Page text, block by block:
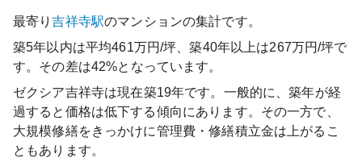
最寄り吉祥寺駅のマンションの集計です。
築5年以内は平均461万円/坪、築40年以上は267万円/坪で
す。その差は42%となっています。
ゼクシア吉祥寺は現在築19年です。一般的に、築年が経
過すると価格は低下する傾向にあります。その一方で、
大規模修繕をきっかけに管理費・修繕積立金は上がるこ
ともあります。